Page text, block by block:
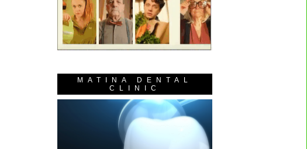
MATINA DENTAL
CLINIC